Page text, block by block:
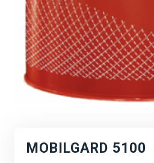
MOBILGARD 5100